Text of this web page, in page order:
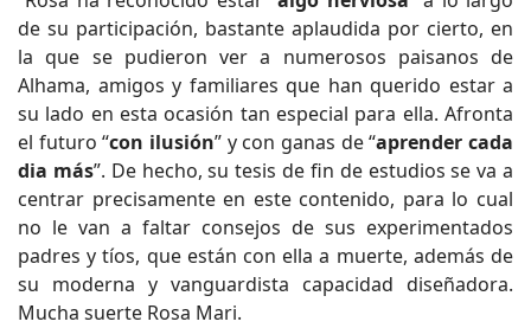
de su participación, bastante aplaudida por cierto, en
la que se pudieron ver a numerosos paisanos de
Alhama, amigos y familiares que han querido estar a
su lado en esta ocasión tan especial para ella. Afronta
el futuro “con ilusión” y con ganas de “aprender cada
dia más”. De hecho, su tesis de fin de estudios se va a
centrar precisamente en este contenido, para lo cual
no le van a faltar consejos de sus experimentados
padres y tíos, que están con ella a muerte, además de
su moderna y vanguardista capacidad diseñadora.
Mucha suerte Rosa Mari.